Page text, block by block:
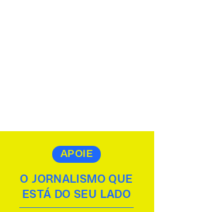
APOIE
O JORNALISMO QUE
ESTÁ DO SEU LADO